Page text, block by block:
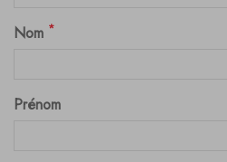
Nom *
Prénom